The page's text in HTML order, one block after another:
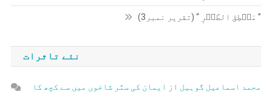
” مَنۡطِقَ الطَّیۡرِ “ (تقریر نمبر3)
نئے تاثرات
محمد اسماعیل گوہیل از
ایمان کی ستّر شاخوں میں سے کچھ کا